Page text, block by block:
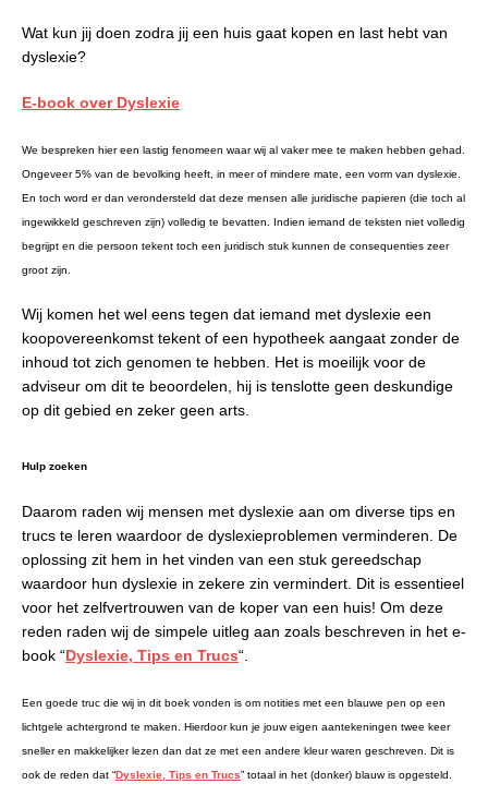
Wat kun jij doen zodra jij een huis gaat kopen en last hebt van
dyslexie?
E-book over Dyslexie
We bespreken hier een lastig fenomeen waar wij al vaker mee te maken hebben gehad.
Ongeveer 5% van de bevolking heeft, in meer of mindere mate, een vorm van dyslexie.
En toch word er dan verondersteld dat deze mensen alle juridische papieren (die toch al
ingewikkeld geschreven zijn) volledig te bevatten. Indien iemand de teksten niet volledig
begrijpt en die persoon tekent toch een juridisch stuk kunnen de consequenties zeer
groot zijn.
Wij komen het wel eens tegen dat iemand met dyslexie een
koopovereenkomst tekent of een hypotheek aangaat zonder de
inhoud tot zich genomen te hebben. Het is moeilijk voor de
adviseur om dit te beoordelen, hij is tenslotte geen deskundige
op dit gebied en zeker geen arts.
Hulp zoeken
Daarom raden wij mensen met dyslexie aan om diverse tips en
trucs te leren waardoor de dyslexieproblemen verminderen. De
oplossing zit hem in het vinden van een stuk gereedschap
waardoor hun dyslexie in zekere zin vermindert. Dit is essentieel
voor het zelfvertrouwen van de koper van een huis! Om deze
reden raden wij de simpele uitleg aan zoals beschreven in het e-
book “Dyslexie, Tips en Trucs“.
Een goede truc die wij in dit boek vonden is om notities met een blauwe pen op een
lichtgele achtergrond te maken. Hierdoor kun je jouw eigen aantekeningen twee keer
sneller en makkelijker lezen dan dat ze met een andere kleur waren geschreven. Dit is
ook de reden dat “Dyslexie, Tips en Trucs” totaal in het (donker) blauw is opgesteld.